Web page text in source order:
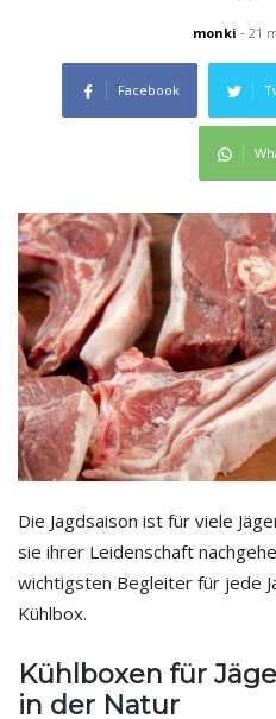
monki - 21
Facebook
Die Jagdsaison ist für viele
sie ihrer Leidenschaft
wichtigsten Begleiter für jede
Kühlbox.
Kühlboxen für
in der Natur